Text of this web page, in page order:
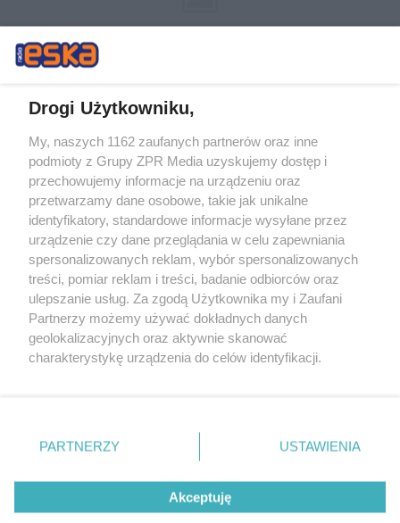
Żaden utwór zamieszczony w serwisie nie może być powielany i
rozpowszechniany lub dalej rozpowszechniany w jakikolwiek sposób (w
tym także elektroniczny lub mechaniczny) na jakimkolwiek polu
eksploatacji w jakiejkolwiek formie, włącznie z umieszczaniem w
Internecie bez pisemnej zgody właściciela praw. Jakiekolwiek użycie lub
wykorzystanie utworów w całości lub w części z naruszeniem prawa,
tzn. bez właściwej zgody, jest zabronione pod groźbą kary i może być
ścigane prawnie.
© 2026 Grupa ZPR Media
Drogi Użytkowniku,
My, naszych 1162 zaufanych partnerów oraz inne
podmioty z Grupy ZPR Media uzyskujemy dostęp i
przechowujemy informacje na urządzeniu oraz
przetwarzamy dane osobowe, takie jak unikalne
identyfikatory, standardowe informacje wysyłane przez
urządzenie czy dane przeglądania w celu zapewniania
spersonalizowanych reklam, wybór spersonalizowanych
treści, pomiar reklam i treści, badanie odbiorców oraz
ulepszanie usług. Za zgodą Użytkownika my i Zaufani
Partnerzy możemy używać dokładnych danych
geolokalizacyjnych oraz aktywnie skanować
charakterystykę urządzenia do celów identyfikacji.
zmienić/wycofać klikając przycisk ustawień prywatności
znajdujący się w lewym dolnym rogu strony
rodzaje przetwarzania danych nie wymagają zgody
użytkownika, ale masz prawo sprzeciwić się takiemu
przetwarzaniu. Preferencje będą miały zastosowanie tylko
PARTNERZY USTAWIENIA
Akceptuję